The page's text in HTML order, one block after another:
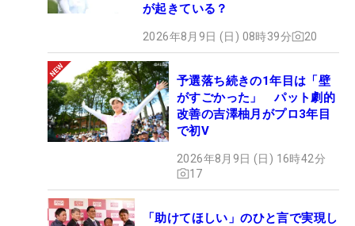
が起きている？
2026年8月9日 (日) 08時39分 20
予選落ち続きの1年目は「壁
がすごかった」 パット劇的
改善の吉澤柚月がプロ3年目
で初V
2026年8月9日 (日) 16時42分
17
「助けてほしい」のひと言で実現し